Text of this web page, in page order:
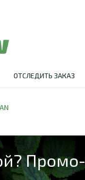
ОТСЛЕДИТЬ ЗАКАЗ